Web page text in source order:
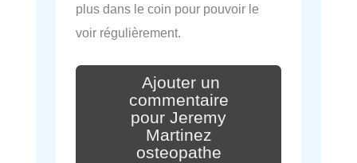
plus dans le coin pour pouvoir le
voir régulièrement.
Ajouter un
commentaire
pour Jeremy
Martinez
osteopathe